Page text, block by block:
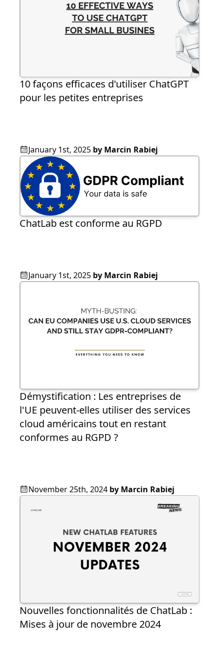
10 façons efficaces d'utiliser ChatGPT
pour les petites entreprises
January 1st, 2025 by Marcin Rabiej
ChatLab est conforme au RGPD
January 1st, 2025 by Marcin Rabiej
Démystification : Les entreprises de
l'UE peuvent-elles utiliser des services
cloud américains tout en restant
conformes au RGPD ?
November 25th, 2024 by Marcin Rabiej
Nouvelles fonctionnalités de ChatLab :
Mises à jour de novembre 2024